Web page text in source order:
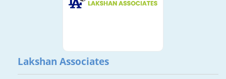
Lakshan Associates